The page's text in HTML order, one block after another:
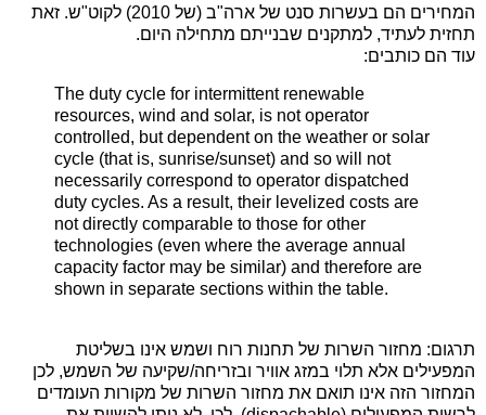
המחירים הם בעשרות סנט של ארה"ב (של 2010) לקוט"ש. זאת
תחזית לעתיד, למתקנים שבנייתם מתחילה היום.
עוד הם כותבים:
The duty cycle for intermittent renewable
resources, wind and solar, is not operator
controlled, but dependent on the weather or solar
cycle (that is, sunrise/sunset) and so will not
necessarily correspond to operator dispatched
duty cycles. As a result, their levelized costs are
not directly comparable to those for other
technologies (even where the average annual
capacity factor may be similar) and therefore are
shown in separate sections within the table.
תרגום: מחזור השרות של תחנות רוח ושמש אינו בשליטת
המפעילים אלא תלוי במזג אוויר ובזריחה/שקיעה של השמש, לכן
המחזור הזה אינו תואם את מחזור השרות של מקורות העומדים